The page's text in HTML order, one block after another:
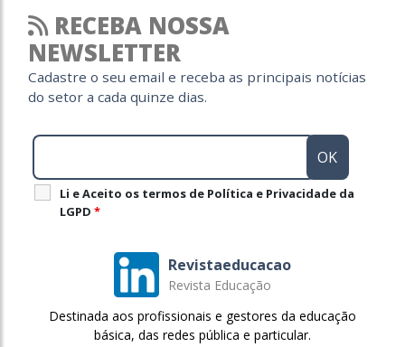
RECEBA NOSSA
NEWSLETTER
Cadastre o seu email e receba as principais notícias
do setor a cada quinze dias.
Li e Aceito os termos de Política e Privacidade da
LGPD *
Revistaeducacao
Revista Educação
Destinada aos profissionais e gestores da educação
básica, das redes pública e particular.